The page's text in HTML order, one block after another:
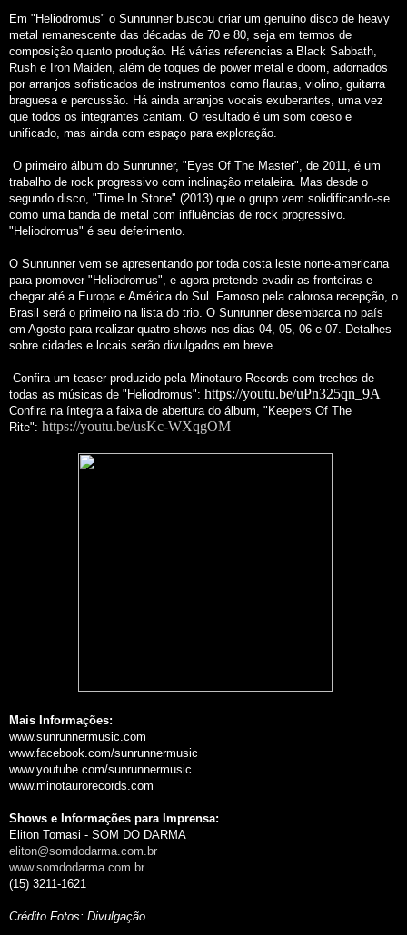
Em "Heliodromus" o Sunrunner buscou criar um genuíno disco de heavy
metal remanescente das décadas de 70 e 80, seja em termos de
composição quanto produção. Há várias referencias a Black Sabbath,
Rush e Iron Maiden, além de toques de power metal e doom, adornados
por arranjos sofisticados de instrumentos como flautas, violino, guitarra
braguesa e percussão. Há ainda arranjos vocais exuberantes, uma vez
que todos os integrantes cantam. O resultado é um som coeso e
unificado, mas ainda com espaço para exploração.
O primeiro álbum do Sunrunner, "Eyes Of The Master", de 2011, é um
trabalho de rock progressivo com inclinação metaleira. Mas desde o
segundo disco, "Time In Stone" (2013) que o grupo vem solidificando-se
como uma banda de metal com influências de rock progressivo.
"Heliodromus" é seu deferimento.
O Sunrunner vem se apresentando por toda costa leste norte-americana
para promover "Heliodromus", e agora pretende evadir as fronteiras e
chegar até a Europa e América do Sul. Famoso pela calorosa recepção, o
Brasil será o primeiro na lista do trio. O Sunrunner desembarca no país
em Agosto para realizar quatro shows nos dias 04, 05, 06 e 07. Detalhes
sobre cidades e locais serão divulgados em breve.
Confira um teaser produzido pela Minotauro Records com trechos de
todas as músicas de "Heliodromus": https://youtu.be/uPn325qn_9A
Confira na íntegra a faixa de abertura do álbum, "Keepers Of The
Rite": https://youtu.be/usKc-WXqgOM
Mais Informações:
www.sunrunnermusic.com
www.facebook.com/sunrunnermusic
www.youtube.com/sunrunnermusic
www.minotaurorecords.com
Shows e Informações para Imprensa:
Eliton Tomasi - SOM DO DARMA
eliton@somdodarma.com.br
www.somdodarma.com.br
(15) 3211-1621
Crédito Fotos: Divulgação